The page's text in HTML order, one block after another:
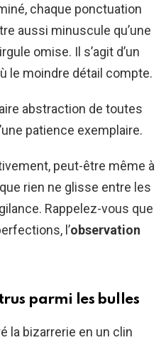
chaque ponctuation
aussi minuscule qu’une
omise. Il s’agit d’un
le moindre détail compte.
abstraction de toutes
patience exemplaire.
peut-être même à
rien ne glisse entre les
Rappelez-vous que
l’observation
parmi les bulles
la bizarrerie en un clin